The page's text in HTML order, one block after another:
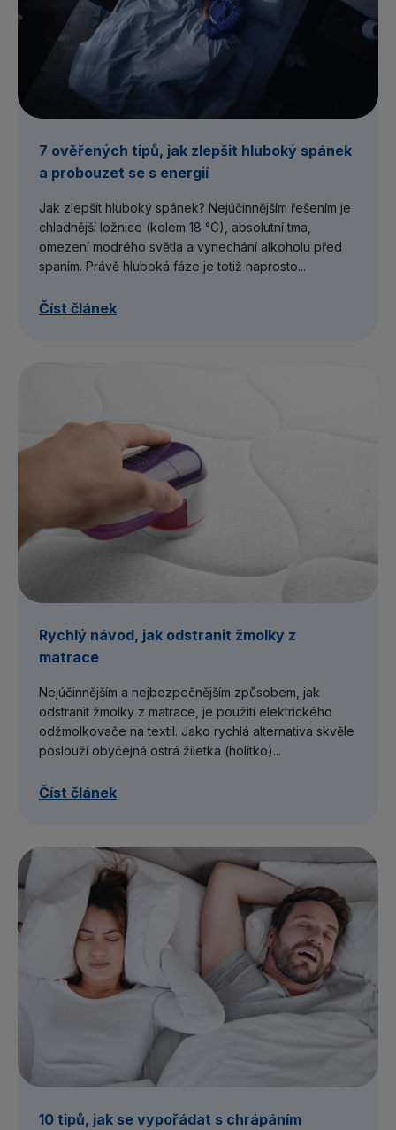
7 ověřených tipů, jak zlepšit hluboký spánek
a probouzet se s energií
Jak zlepšit hluboký spánek? Nejúčinnějším řešením je
chladnější ložnice (kolem 18 °C), absolutní tma,
omezení modrého světla a vynechání alkoholu před
spaním. Právě hluboká fáze je totiž naprosto...
Číst článek
Rychlý návod, jak odstranit žmolky z
matrace
Nejúčinnějším a nejbezpečnějším způsobem, jak
odstranit žmolky z matrace, je použití elektrického
odžmolkovače na textil. Jako rychlá alternativa skvěle
poslouží obyčejná ostrá žiletka (holítko)...
Číst článek
10 tipů, jak se vypořádat s chrápáním